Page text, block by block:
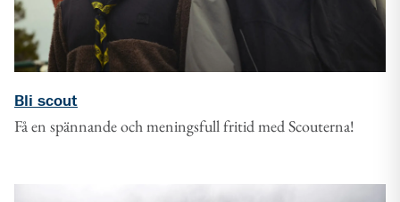
Bli scout
Få en spännande och meningsfull fritid med Scouterna!